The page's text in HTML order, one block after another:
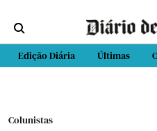
Edição Diária Últimas
Colunistas